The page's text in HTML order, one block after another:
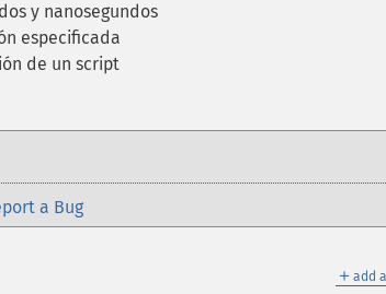
y nanosegundos
especificada
de un script
a Bug
＋ add